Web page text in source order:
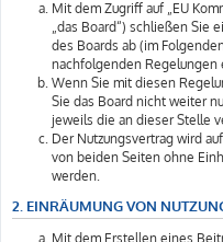
Mit dem Zugriff auf „EU
„das Board“) schließen Sie
des Boards ab (im
nachfolgenden Regelungen
Wenn Sie mit diesen
Sie das Board nicht weiter
jeweils die an dieser Stelle
Der Nutzungsvertrag wird
von beiden Seiten ohne
werden.
2. EINRÄUMUNG VON
Mit dem Erstellen eines